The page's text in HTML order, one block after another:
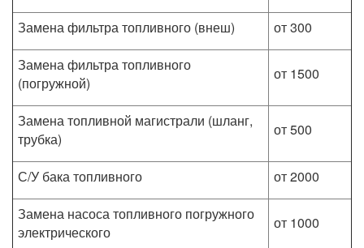
Замена фильтра топливного (внеш)
от 300
Замена фильтра топливного
(погружной)
от 1500
Замена топливной магистрали (шланг,
трубка)
от 500
С/У бака топливного
от 2000
Замена насоса топливного погружного
электрического
от 1000